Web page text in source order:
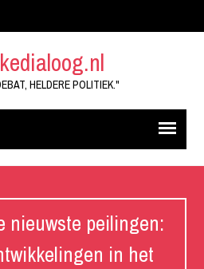
HELDERE POLITIEK."
nieuwste peilingen:
in het